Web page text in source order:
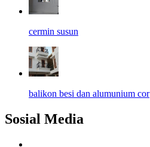
cermin susun
balikon besi dan alumunium cor
Sosial Media